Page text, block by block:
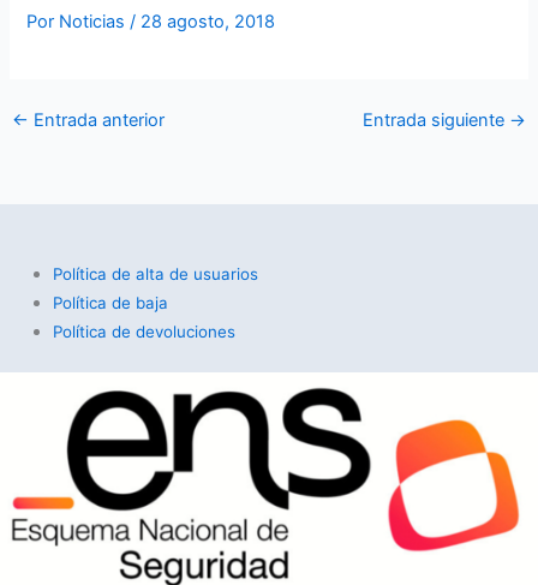
Por Noticias/ 28 agosto, 2018
← Entrada anterior Entrada siguiente →
Política de alta de usuarios
Política de baja
Política de devoluciones